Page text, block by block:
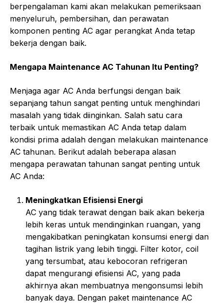
berpengalaman kami akan melakukan pemeriksaan
menyeluruh, pembersihan, dan perawatan
komponen penting AC agar perangkat Anda tetap
bekerja dengan baik.
Mengapa Maintenance AC Tahunan Itu Penting?
Menjaga agar AC Anda berfungsi dengan baik
sepanjang tahun sangat penting untuk menghindari
masalah yang tidak diinginkan. Salah satu cara
terbaik untuk memastikan AC Anda tetap dalam
kondisi prima adalah dengan melakukan maintenance
AC tahunan. Berikut adalah beberapa alasan
mengapa perawatan tahunan sangat penting untuk
AC Anda:
Meningkatkan Efisiensi Energi
AC yang tidak terawat dengan baik akan bekerja
lebih keras untuk mendinginkan ruangan, yang
mengakibatkan peningkatan konsumsi energi dan
tagihan listrik yang lebih tinggi. Filter kotor, coil
yang tersumbat, atau kebocoran refrigeran
dapat mengurangi efisiensi AC, yang pada
akhirnya akan membuatnya mengonsumsi lebih
banyak daya. Dengan paket maintenance AC